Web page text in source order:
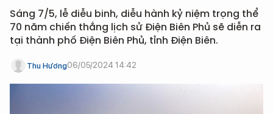
Sáng 7/5, lễ diễu binh, diễu hành kỷ niệm trọng thể
70 năm chiến thắng lịch sử Điện Biên Phủ sẽ diễn ra
tại thành phố Điện Biên Phủ, tỉnh Điện Biên.
Thu Hương06/05/2024 14:42